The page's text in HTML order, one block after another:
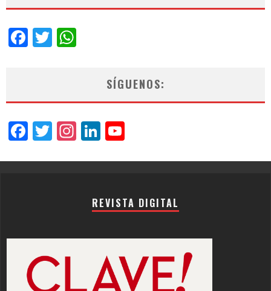
Facebook
Twitter
SÍGUENOS:
Facebook
Twitter
Instagram
LinkedIn
REVISTA DIGITAL